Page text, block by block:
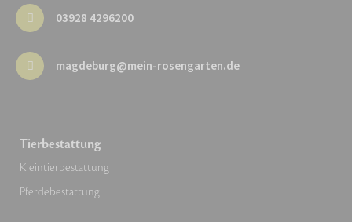
03928 4296200
magdeburg@mein-rosengarten.de
Tierbestattung
Kleintierbestattung
Pferdebestattung